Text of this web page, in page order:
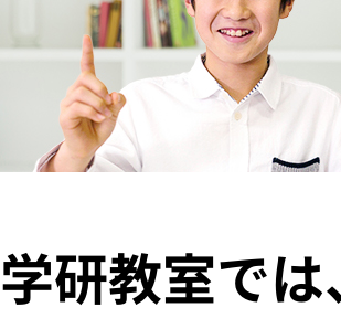
学研教室で